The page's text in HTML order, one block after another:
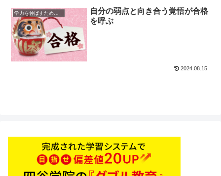
学力を伸ばすためのヒント
自分の弱点と向き合う覚悟が合格
を呼ぶ
2024.08.15